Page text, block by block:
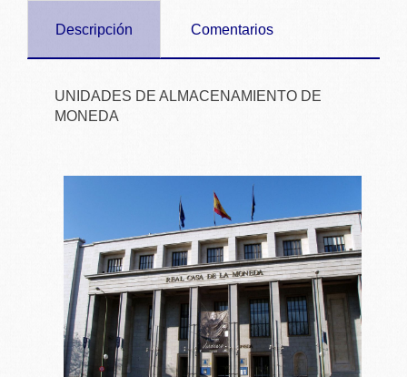
Descripción Comentarios
UNIDADES DE ALMACENAMIENTO DE
MONEDA